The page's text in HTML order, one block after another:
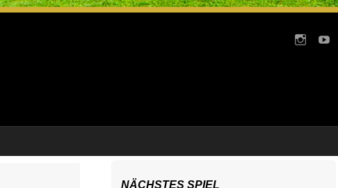
NÄCHSTES SPIEL